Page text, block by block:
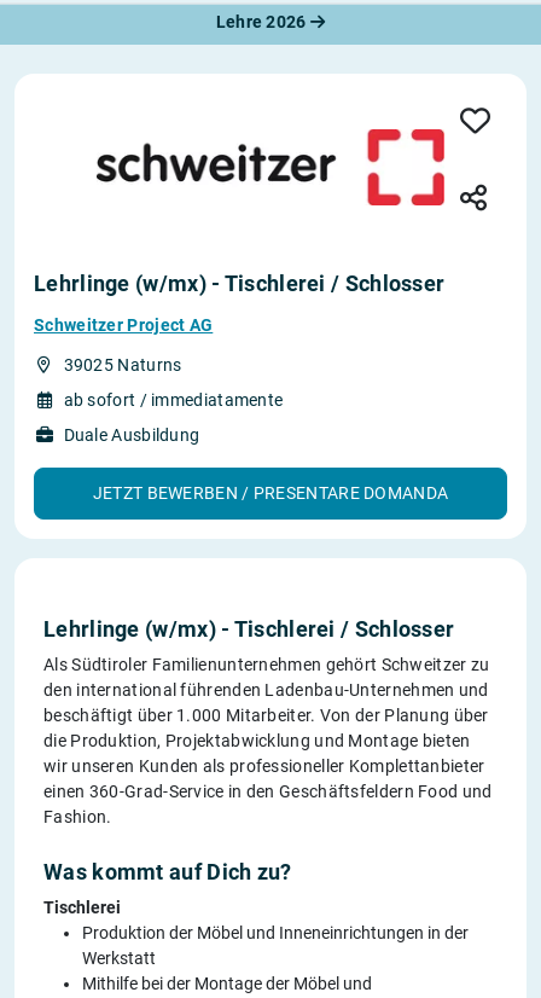
Lehre 2026
Lehrlinge (w/mx) - Tischlerei / Schlosser
Schweitzer Project AG
39025 Naturns
ab sofort / immediatamente
Duale Ausbildung
JETZT BEWERBEN / PRESENTARE DOMANDA
Lehrlinge (w/mx) - Tischlerei / Schlosser
Als Südtiroler Familienunternehmen gehört Schweitzer zu
den international führenden Ladenbau-Unternehmen und
beschäftigt über 1.000 Mitarbeiter. Von der Planung über
die Produktion, Projektabwicklung und Montage bieten
wir unseren Kunden als professioneller Komplettanbieter
einen 360-Grad-Service in den Geschäftsfeldern Food und
Fashion.
Was kommt auf Dich zu?
Tischlerei
Produktion der Möbel und Inneneinrichtungen in der
Werkstatt
Mithilfe bei der Montage der Möbel und